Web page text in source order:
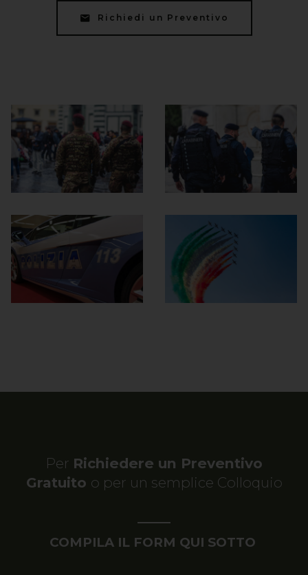
Richiedi un Preventivo
Per Richiedere un Preventivo
Gratuito o per un semplice Colloquio
COMPILA IL FORM QUI SOTTO